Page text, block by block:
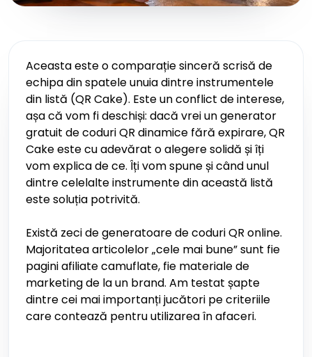
Aceasta este o comparație sinceră scrisă de
echipa din spatele unuia dintre instrumentele
din listă (QR Cake). Este un conflict de interese,
așa că vom fi deschiși: dacă vrei un generator
gratuit de coduri QR dinamice fără expirare, QR
Cake este cu adevărat o alegere solidă și îți
vom explica de ce. Îți vom spune și când unul
dintre celelalte instrumente din această listă
este soluția potrivită.
Există zeci de generatoare de coduri QR online.
Majoritatea articolelor „cele mai bune” sunt fie
pagini afiliate camuflate, fie materiale de
marketing de la un brand. Am testat șapte
dintre cei mai importanți jucători pe criteriile
care contează pentru utilizarea în afaceri.